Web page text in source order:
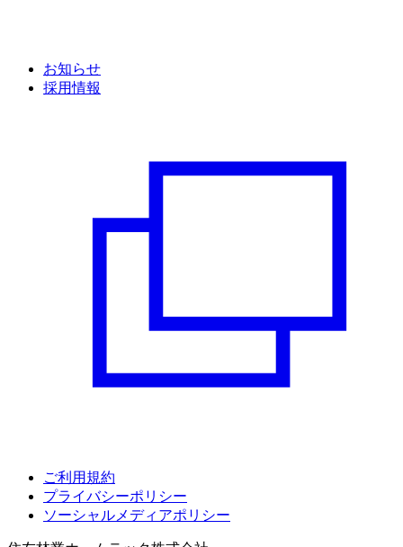
お知らせ
採用情報
ご利用規約
プライバシーポリシー
ソーシャルメディアポリシー